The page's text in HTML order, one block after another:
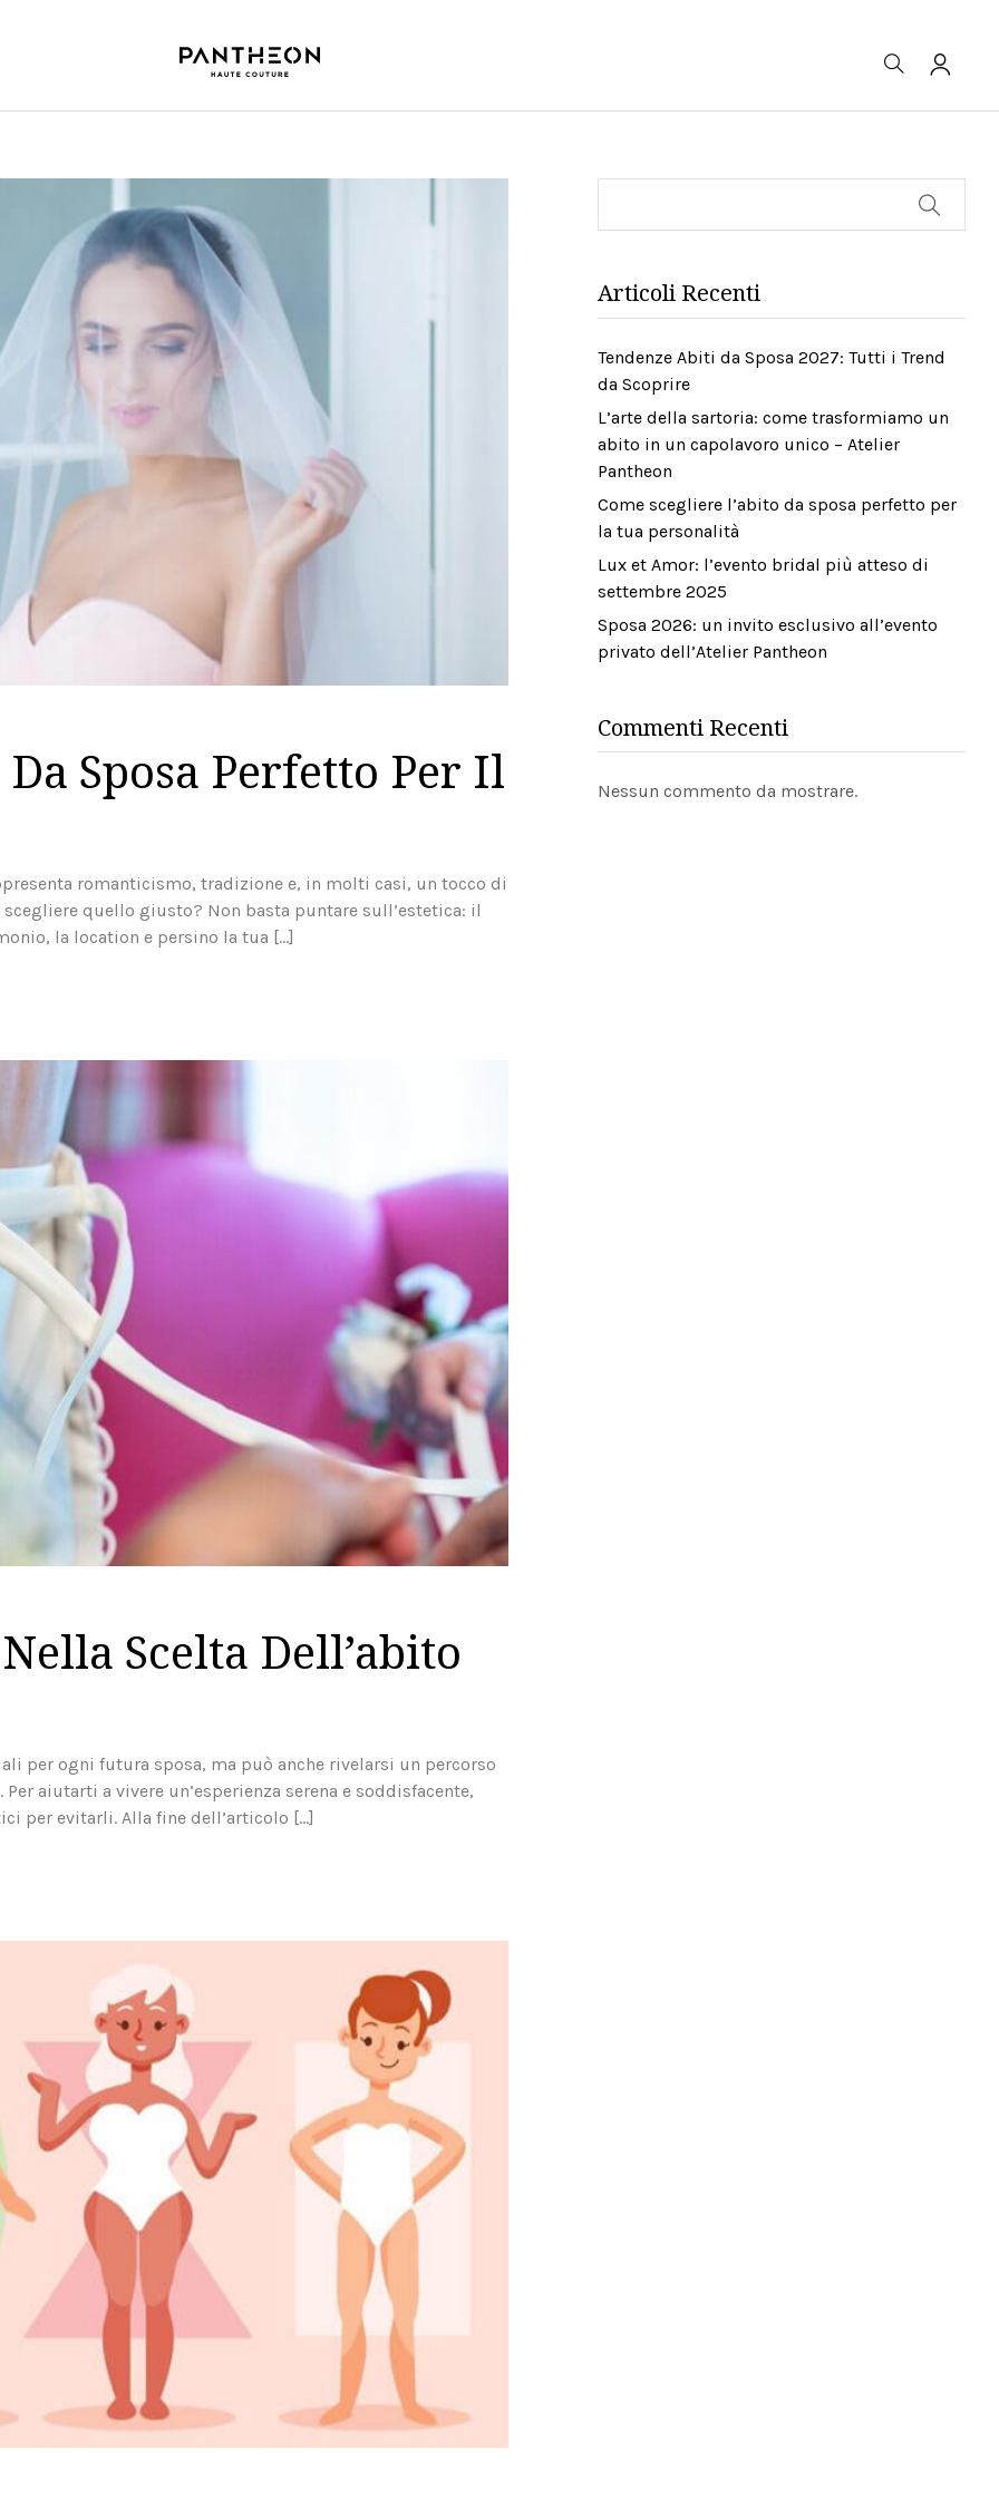
Sposa Perfetto Per Il
romanticismo, tradizione e, in molti casi, un tocco di
quello giusto? Non basta puntare sull’estetica: il
la location e persino la tua […]
Scelta Dell’abito
per ogni futura sposa, ma può anche rivelarsi un percorso
aiutarti a vivere un’esperienza serena e soddisfacente,
per evitarli. Alla fine dell’articolo […]
Articoli Recenti
Tendenze Abiti da Sposa 2027: Tutti i Trend
da Scoprire
L’arte della sartoria: come trasformiamo un
abito in un capolavoro unico – Atelier
Pantheon
Come scegliere l’abito da sposa perfetto per
la tua personalità
Lux et Amor: l’evento bridal più atteso di
settembre 2025
Sposa 2026: un invito esclusivo all’evento
privato dell’Atelier Pantheon
Commenti Recenti
Nessun commento da mostrare.